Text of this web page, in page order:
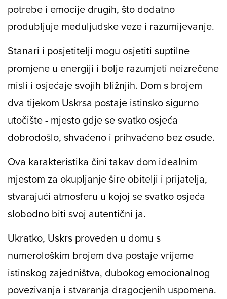
potrebe i emocije drugih, što dodatno
produbljuje međuljudske veze i razumijevanje.
Stanari i posjetitelji mogu osjetiti suptilne
promjene u energiji i bolje razumjeti neizrečene
misli i osjećaje svojih bližnjih. Dom s brojem
dva tijekom Uskrsa postaje istinsko sigurno
utočište - mjesto gdje se svatko osjeća
dobrodošlo, shvaćeno i prihvaćeno bez osude.
Ova karakteristika čini takav dom idealnim
mjestom za okupljanje šire obitelji i prijatelja,
stvarajući atmosferu u kojoj se svatko osjeća
slobodno biti svoj autentični ja.
Ukratko, Uskrs proveden u domu s
numerološkim brojem dva postaje vrijeme
istinskog zajedništva, dubokog emocionalnog
povezivanja i stvaranja dragocjenih uspomena.